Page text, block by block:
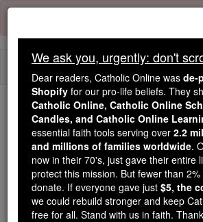
Skip
content
We ask you, urgently: don't scroll
Dear
wasde-
for our pro-
shut down
Online, Catholic Online School,
We ask you, urgently: don't
Dear readers, Catholic Online was de-
Shopify for our pro-life beliefs. They
Catholic Online, Catholic Online
Candles, and Catholic Online
essential faith tools serving over 2.2
and millions of families worldwide.
now in their 70's, just gave their entire
protect this mission. But fewer than
donate. If everyone gave just $5, the
we could rebuild stronger and keep
free for all. Stand with us in faith.